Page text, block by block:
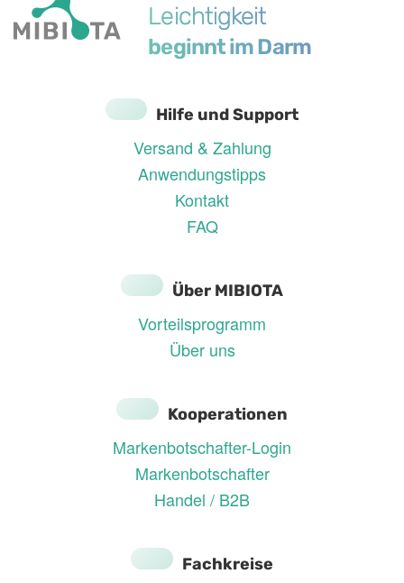
Leichtigkeit
beginnt im Darm
Hilfe und Support
Versand & Zahlung
Anwendungstipps
Kontakt
FAQ
Über MIBIOTA
Vorteilsprogramm
Über uns
Kooperationen
Markenbotschafter-Login
Markenbotschafter
Handel / B2B
Fachkreise